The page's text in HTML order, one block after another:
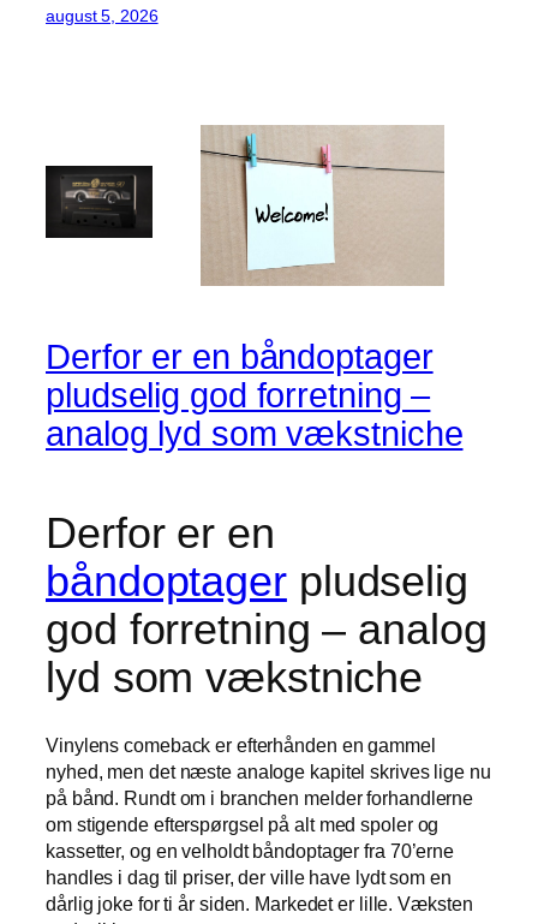
august 5, 2026
Derfor er en båndoptager
pludselig god forretning –
analog lyd som vækstniche
Derfor er en
båndoptagerpludselig
god forretning – analog
lyd som vækstniche
Vinylens comeback er efterhånden en gammel
nyhed, men det næste analoge kapitel skrives lige nu
på bånd. Rundt om i branchen melder forhandlerne
om stigende efterspørgsel på alt med spoler og
kassetter, og en velholdt båndoptager fra 70’erne
handles i dag til priser, der ville have lydt som en
dårlig joke for ti år siden. Markedet er lille. Væksten